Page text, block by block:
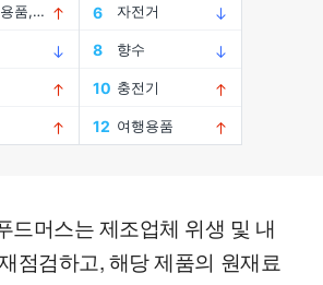
드머스는 제조업체 위생 및 내
점검하고, 해당 제품의 원재료